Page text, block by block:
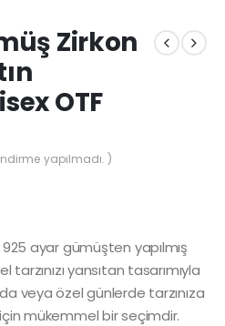
Zirkon
OTF
yapılmadı. )
ayar gümüşten yapılmış
tarzınızı yansıtan tasarımıyla
veya özel günlerde tarzınıza
mükemmel bir seçimdir.